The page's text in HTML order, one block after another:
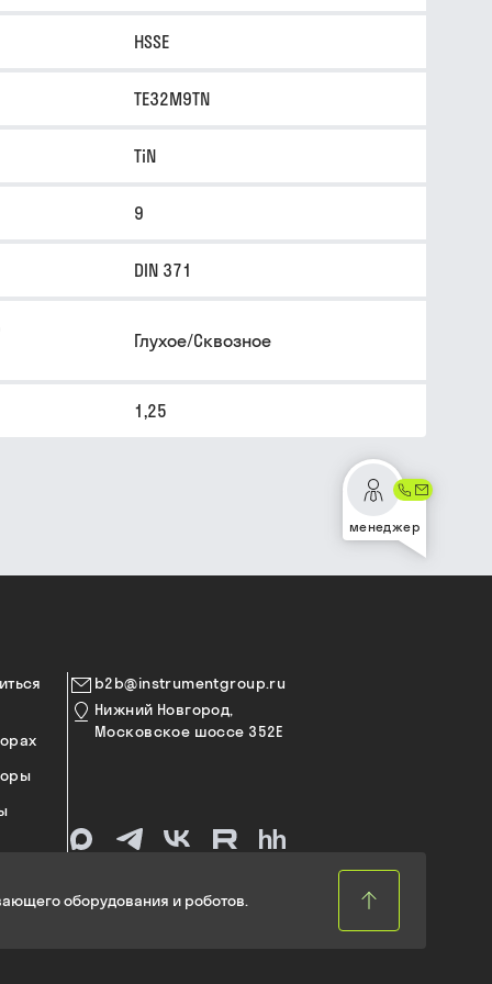
HSSE
TE32M9TN
TiN
9
DIN 371
Глухое/Сквозное
1,25
менеджер
b2b@instrumentgroup.ru
Нижний Новгород,
Московское шоссе 352Е
оборудования и роботов.